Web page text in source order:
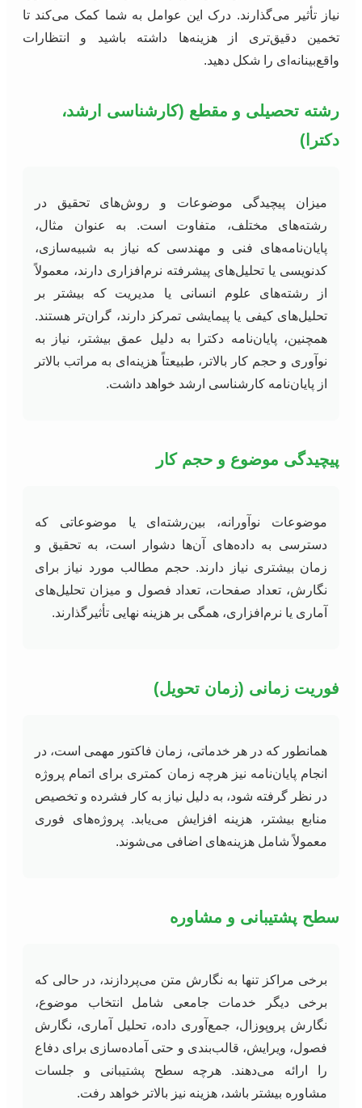
نیاز تأثیر می‌گذارند. درک این عوامل به شما کمک می‌کند تا
تخمین دقیق‌تری از هزینه‌ها داشته باشید و انتظارات
واقع‌بینانه‌ای را شکل دهید.
رشته تحصیلی و مقطع (کارشناسی ارشد،
دکترا)
میزان پیچیدگی موضوعات و روش‌های تحقیق در
رشته‌های مختلف، متفاوت است. به عنوان مثال،
پایان‌نامه‌های فنی و مهندسی که نیاز به شبیه‌سازی،
کدنویسی یا تحلیل‌های پیشرفته نرم‌افزاری دارند، معمولاً
از رشته‌های علوم انسانی یا مدیریت که بیشتر بر
تحلیل‌های کیفی یا پیمایشی تمرکز دارند، گران‌تر هستند.
همچنین، پایان‌نامه دکترا به دلیل عمق بیشتر، نیاز به
نوآوری و حجم کار بالاتر، طبیعتاً هزینه‌ای به مراتب بالاتر
از پایان‌نامه کارشناسی ارشد خواهد داشت.
پیچیدگی موضوع و حجم کار
موضوعات نوآورانه، بین‌رشته‌ای یا موضوعاتی که
دسترسی به داده‌های آن‌ها دشوار است، به تحقیق و
زمان بیشتری نیاز دارند. حجم مطالب مورد نیاز برای
نگارش، تعداد صفحات، تعداد فصول و میزان تحلیل‌های
آماری یا نرم‌افزاری، همگی بر هزینه نهایی تأثیرگذارند.
فوریت زمانی (زمان تحویل)
همانطور که در هر خدماتی، زمان فاکتور مهمی است، در
انجام پایان‌نامه نیز هرچه زمان کمتری برای اتمام پروژه
در نظر گرفته شود، به دلیل نیاز به کار فشرده و تخصیص
منابع بیشتر، هزینه افزایش می‌یابد. پروژه‌های فوری
معمولاً شامل هزینه‌های اضافی می‌شوند.
سطح پشتیبانی و مشاوره
برخی مراکز تنها به نگارش متن می‌پردازند، در حالی که
برخی دیگر خدمات جامعی شامل انتخاب موضوع،
نگارش پروپوزال، جمع‌آوری داده، تحلیل آماری، نگارش
فصول، ویرایش، قالب‌بندی و حتی آماده‌سازی برای دفاع
را ارائه می‌دهند. هرچه سطح پشتیبانی و جلسات
مشاوره بیشتر باشد، هزینه نیز بالاتر خواهد رفت.